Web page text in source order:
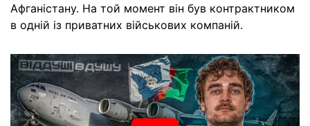
Афганістану. На той момент він був контрактником
в одній із приватних військових компаній.